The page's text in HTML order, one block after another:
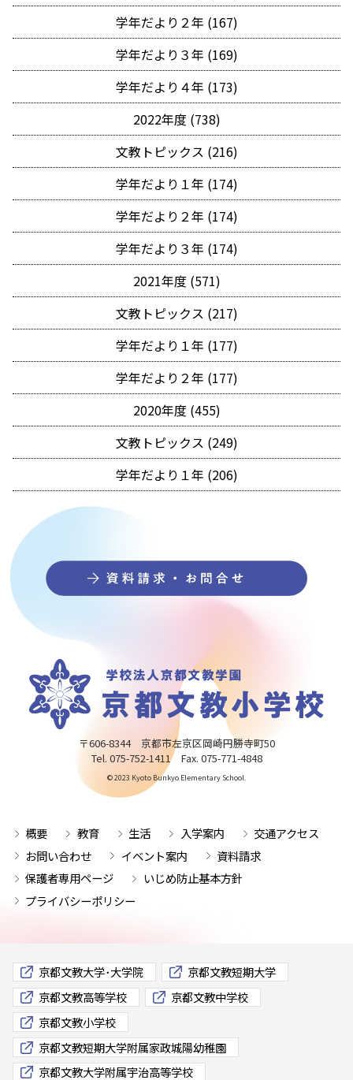
学年だより２年 (167)
学年だより３年 (169)
学年だより４年 (173)
2022年度 (738)
文教トピックス (216)
学年だより１年 (174)
学年だより２年 (174)
学年だより３年 (174)
2021年度 (571)
文教トピックス (217)
学年だより１年 (177)
学年だより２年 (177)
2020年度 (455)
文教トピックス (249)
学年だより１年 (206)
〒606-8344 京都市左京区岡崎円勝寺町50
Tel. 075-752-1411 Fax. 075-771-4848
© 2023 Kyoto Bunkyo Elementary School.
概要 教育 生活 入学案内
交通アクセス
お問い合わせ
イベント案内
資料請求
保護者専用ページ
いじめ防止基本方針
プライバシーポリシー
京都文教大学･大学院
京都文教短期大学
京都文教高等学校
京都文教中学校
京都文教小学校
京都文教短期大学附属家政城陽幼稚園
京都文教大学附属宇治高等学校